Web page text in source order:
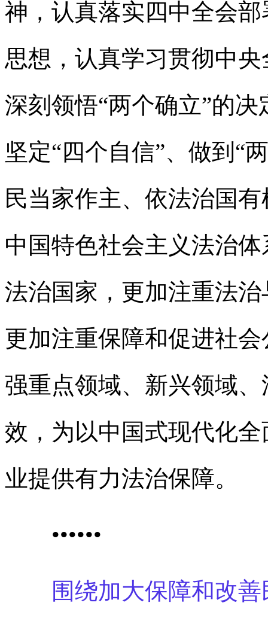
神，认真落实四中全会
思想，认真学习贯彻中
深刻领悟“两个确立”的
坚定“四个自信”、做到“
民当家作主、依法治国
中国特色社会主义法治
法治国家，更加注重法
更加注重保障和促进社
强重点领域、新兴领域
效，为以中国式现代化
业提供有力法治保障。
••••••
围绕加大保障和改